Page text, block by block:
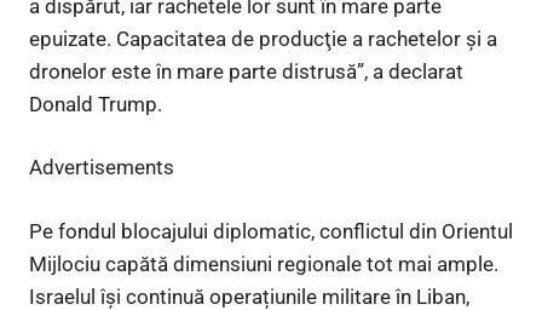
a dispărut, iar rachetele lor sunt în mare parte
epuizate. Capacitatea de producţie a rachetelor şi a
dronelor este în mare parte distrusă”, a declarat
Donald Trump.
Advertisements
Pe fondul blocajului diplomatic, conflictul din Orientul
Mijlociu capătă dimensiuni regionale tot mai ample.
Israelul își continuă operațiunile militare în Liban,